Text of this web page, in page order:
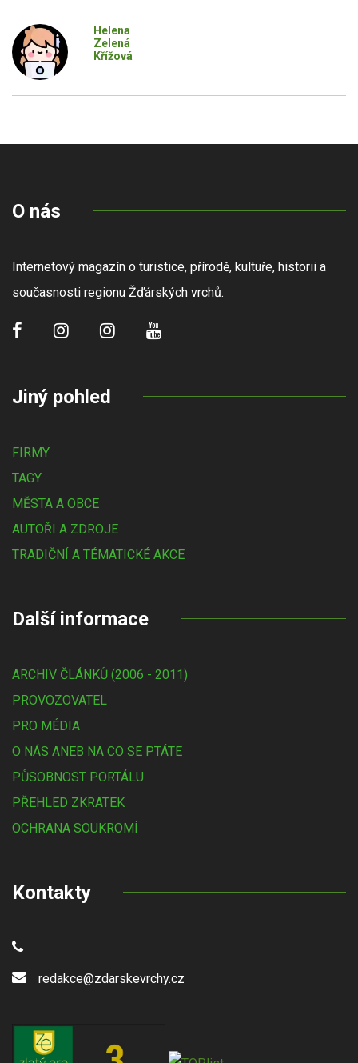
Helena
Zelená
Křížová
O nás
Internetový magazín o turistice, přírodě, kultuře, historii a
současnosti regionu Žďárských vrchů.
Jiný pohled
FIRMY
TAGY
MĚSTA A OBCE
AUTOŘI A ZDROJE
TRADIČNÍ A TÉMATICKÉ AKCE
Další informace
ARCHIV ČLÁNKŮ (2006 - 2011)
PROVOZOVATEL
PRO MÉDIA
O NÁS ANEB NA CO SE PTÁTE
PŮSOBNOST PORTÁLU
PŘEHLED ZKRATEK
OCHRANA SOUKROMÍ
Kontakty
redakce@zdarskevrchy.cz